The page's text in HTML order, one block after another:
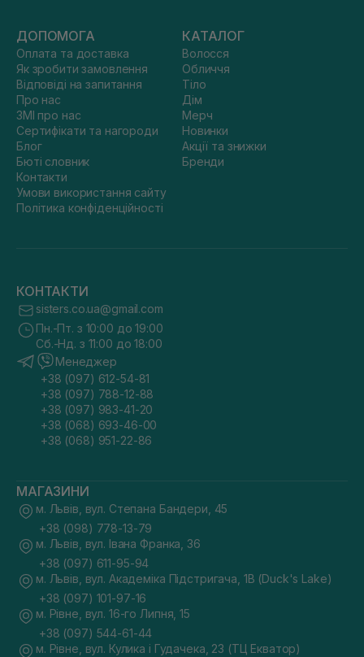
ДОПОМОГА
Оплата та доставка
Як зробити замовлення
Відповіді на запитання
Про нас
ЗМІ про нас
Сертифікати та нагороди
Блог
Бюті словник
Контакти
Умови використання сайту
Політика конфіденційності
КАТАЛОГ
Волосся
Обличчя
Тіло
Дім
Мерч
Новинки
Акції та знижки
Бренди
КОНТАКТИ
sisters.co.ua@gmail.com
Пн.-Пт. з 10:00 до 19:00
Сб.-Нд. з 11:00 до 18:00
Менеджер
+38 (097) 612-54-81
+38 (097) 788-12-88
+38 (097) 983-41-20
+38 (068) 693-46-00
+38 (068) 951-22-86
МАГАЗИНИ
м. Львів, вул. Степана Бандери, 45
+38 (098) 778-13-79
м. Львів, вул. Івана Франка, 36
+38 (097) 611-95-94
м. Львів, вул. Академіка Підстригача, 1В (Duck's Lake)
+38 (097) 101-97-16
м. Рівне, вул. 16-го Липня, 15
+38 (097) 544-61-44
м. Рівне, вул. Кулика і Гудачека, 23 (ТЦ Екватор)